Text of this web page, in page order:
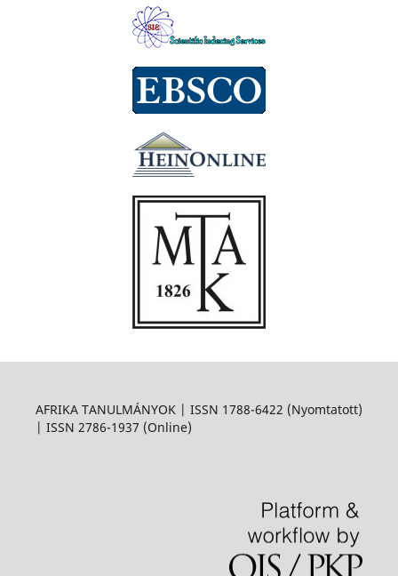
AFRIKA TANULMÁNYOK | ISSN 1788-6422 (Nyomtatott)
| ISSN 2786-1937 (Online)